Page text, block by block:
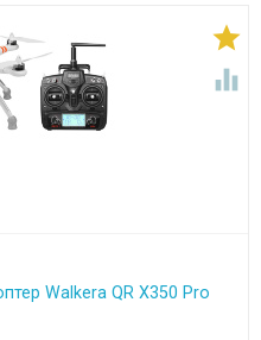


Walkera QR X350 Pro